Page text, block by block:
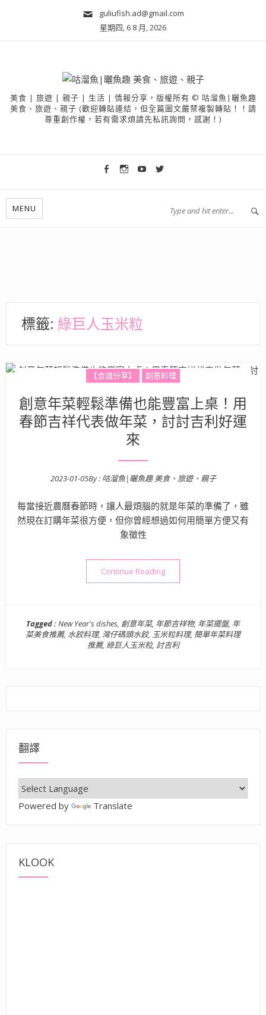
guliufish.ad@gmail.com
星期四, 6 8 月, 2026
美食 | 旅遊 | 親子 | 生活 | 情報分享，版權所有 © 咕溜魚|曬魚趣
美食、旅遊、親子 (歡迎轉貼連結，但全篇圖文嚴禁複製轉貼！！請
尊重創作權，若有需求煩請先私訊詢問，感謝！)
MENU
標籤: 綠巨人玉米粒
【食譜分享】 創意料理
創意年菜輕鬆準備也能豐富上桌！用
春節吉祥代表做年菜，討討吉利好運
來
Posted on
2023-01-05By : 咕溜魚|曬魚趣 美食、旅遊、親子
每當接近農曆春節時，讓人最煩腦的就是年菜的準備了，雖
然現在訂購年菜很方便，但你曾經想過如何用簡單方便又有
象徵性
Continue Reading“創意年菜輕鬆準備也能豐富
Tagged :New Year's dishes, 創意年菜, 年節吉祥物, 年菜擺盤, 年
菜美食推薦, 水餃料理, 灣仔碼頭水餃, 玉米粒料理, 簡單年菜料理
推薦, 綠巨人玉米粒, 討吉利
翻譯
Powered by Translate
KLOOK